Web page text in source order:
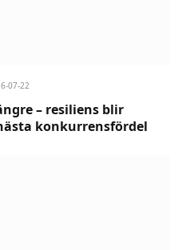
07-22
– resiliens blir
konkurrensfördel